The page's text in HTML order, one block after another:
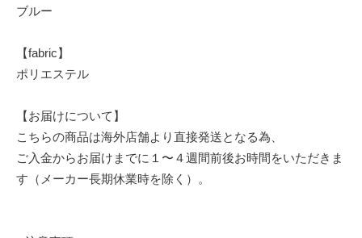
ブルー
【fabric】
ポリエステル
【お届けについて】
こちらの商品は海外店舗より直接発送となる為、
ご入金からお届けまでに１〜４週間前後お時間をいただきま
す（メーカー長期休業時を除く）。